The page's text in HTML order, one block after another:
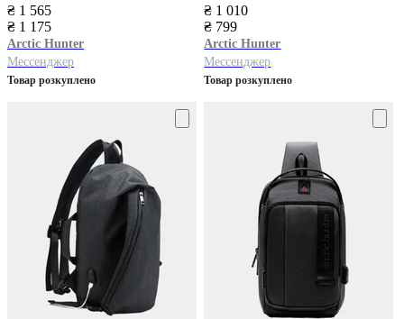
₴ 1 565
₴ 1 175
Arctic Hunter
Мессенджер
Товар розкуплено
₴ 1 010
₴ 799
Arctic Hunter
Мессенджер
Товар розкуплено